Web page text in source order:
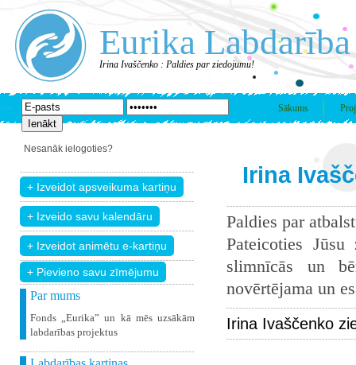
Eurika Labdarība
Irina Ivaščenko : Paldies par ziedojumu!
Sākums
Nesanāk ielogoties?
+ Pievieno savu zīmējumu
Par mums
Fonds „Eurika” un kā mēs uzsākām
labdarības projektus
Irina
Paldies par
Pateicoties
slimnīcās un
novērtējama un
Irina Ivaščenko